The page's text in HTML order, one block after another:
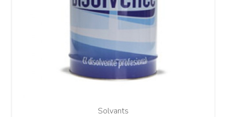
Solvants